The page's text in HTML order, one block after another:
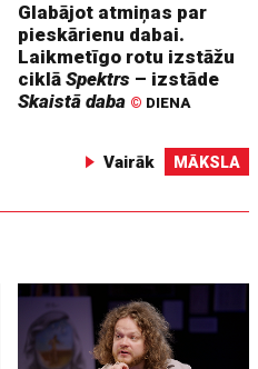
Glabājot atmiņas par
pieskārienu dabai.
Laikmetīgo rotu izstāžu
ciklāSpektrs – izstāde
Skaistā daba © DIENA
Vairāk MĀKSLA